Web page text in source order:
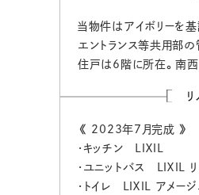
当物件はアイボリーを基
エントランス等共用部の
住戸は6階に所在。南西
《 2023年7月完成 》
・キッチン ＬＩＸＩＬ
・ユニットバス ＬＩＸＩＬ
・トイレ ＬＩＸＩＬ アメー